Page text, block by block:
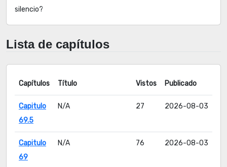
silencio?
Lista de capítulos
Capítulos Título Vistos Publicado
Capitulo
69.5
N/A 27 2026-08-03
Capitulo
69
N/A 76 2026-08-03